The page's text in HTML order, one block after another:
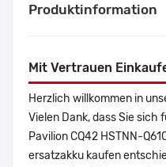
Produktinformation
Mit Vertrauen
Herzlich willkommen in
Vielen Dank, dass Sie sich
Pavilion CQ42 HSTNN-
ersatzakku kaufen